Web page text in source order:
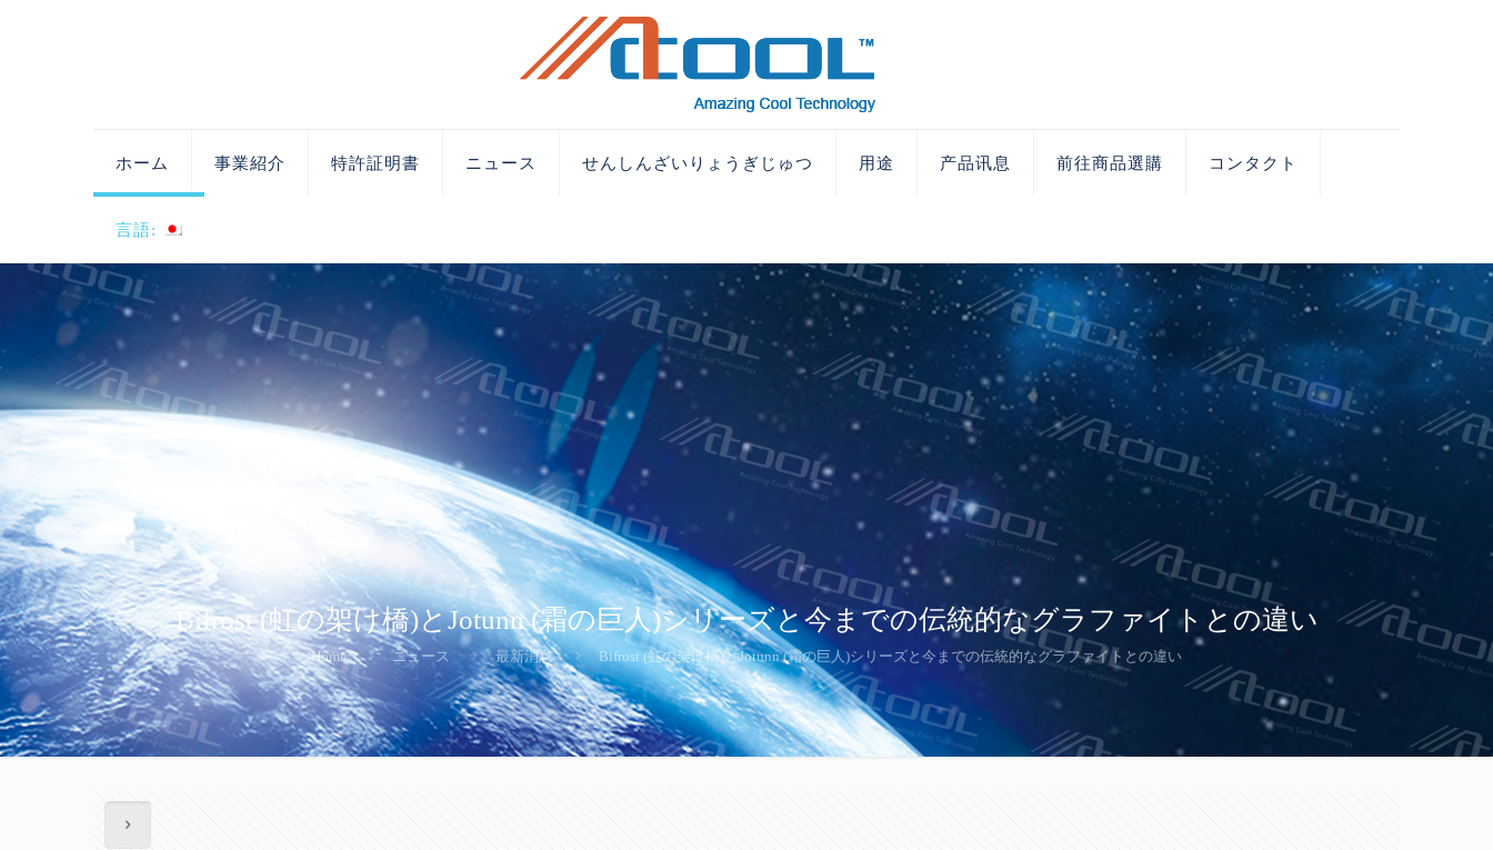
ホーム 事業紹介 特許証明書 ニュース せんしんざいりょうぎじゅつ 用途 产品讯息 前往商品選購 コンタクト
言語:
Bifrost (虹の架け橋)とJotunn (霜の巨人)シリーズと今までの伝統的なグラファイトとの違い
Home ニュース 最新消息 Bifrost (虹の架け橋)とJotunn (霜の巨人)シリーズと今までの伝統的なグラファイトとの違い